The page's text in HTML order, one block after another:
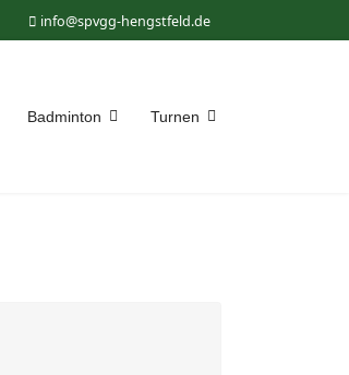
info@spvgg-hengstfeld.de
Badminton Turnen